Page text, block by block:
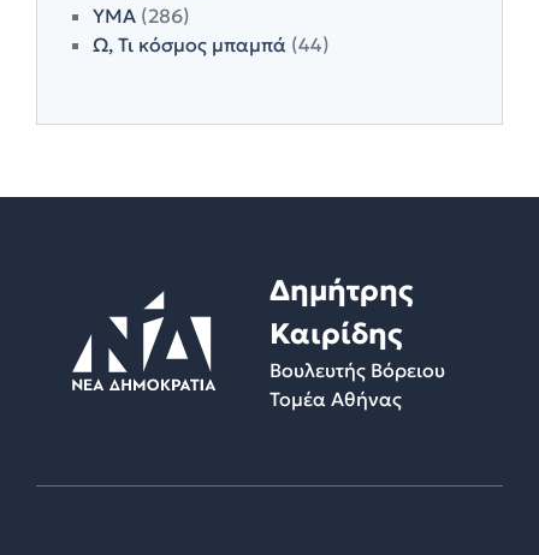
ΥΜΑ (286)
Ω, Τι κόσμος μπαμπά (44)
Δημήτρης
Καιρίδης
Βουλευτής Βόρειου
Τομέα Αθήνας